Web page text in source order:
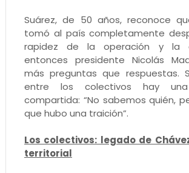
Suárez, de 50 años, reconoce
tomó al país completamente
rapidez de la operación y la
entonces presidente Nicolás
más preguntas que respuestas.
entre los colectivos hay una
compartida: “No sabemos quién,
que hubo una traición”.
Los colectivos: legado de
territorial